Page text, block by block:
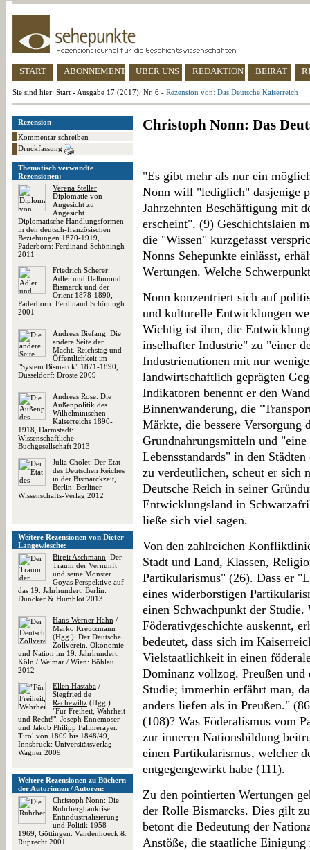
START ABONNEMENT ÜBER UNS REDAKTION BEIRAT
Sie sind hier: Start - Ausgabe 17 (2017), Nr. 6 - Rezension von: Das Deutsche Kaiserreich
Rezension
Kommentar schreiben
Druckfassung
Thematisch verwandte
Rezensionen:
Verena Steller:
Diplomatie von
Angesicht zu
Angesicht.
Diplomatische Handlungsformen
in den deutsch-französischen
Beziehungen 1870-1919,
Paderborn: Ferdinand Schöningh
2011
Friedrich Scherer:
Adler und Halbmond.
Bismarck und der
Orient 1878-1890,
Paderborn: Ferdinand Schöningh
2001
Andreas Biefang: Die
andere Seite der
Macht. Reichstag und
Öffentlichkeit im
"System Bismarck" 1871-1890,
Düsseldorf: Droste 2009
Andreas Rose: Die
Außenpolitik des
Wilhelminischen
Kaiserreichs 1890-
1918, Darmstadt:
Wissenschaftliche
Buchgesellschaft 2013
Julia Cholet: Der Etat
des Deutschen Reiches
in der Bismarckzeit,
Berlin: Berliner
Wissenschafts-Verlag 2012
Weitere Rezensionen von Dieter
Langewiesche:
Birgit Aschmann: Der
Traum der Vernunft
und seine Monster.
Goyas Perspektive auf
das 19. Jahrhundert, Berlin:
Duncker & Humblot 2013
Hans-Werner Hahn /
Marko Kreutzmann
(Hgg.): Der Deutsche
Zollverein. Ökonomie
und Nation im 19. Jahrhundert,
Köln / Weimar / Wien: Böhlau
2012
Ellen Hastaba /
Siegfried de
Rachewiltz (Hgg.):
"Für Freiheit, Wahrheit
und Recht!". Joseph Ennemoser
und Jakob Philipp Fallmerayer.
Tirol von 1809 bis 1848/49,
Innsbruck: Universitätsverlag
Wagner 2009
Weitere Rezensionen zu Büchern
der Autorinnen / Autoren:
Christoph Nonn: Die
Ruhrbergbaukrise.
Entindustrialisierung
und Politik 1958-
1969, Göttingen: Vandenhoeck &
Ruprecht 2001
Christoph Nonn: Das
"Es gibt mehr als nur ein
Nonn will "lediglich" dasjenige
Jahrzehnten Beschäftigung mit
erscheint". (9) Geschichtslaien
die "Wissen" kurzgefasst
Nonns Sehepunkte einlässt,
Wertungen. Welche
Nonn konzentriert sich auf
und kulturelle Entwicklungen
Wichtig ist ihm, die
inselhafter Industrie" zu "einer
Industrienationen mit nur
landwirtschaftlich geprägten
Indikatoren benennt er den
Binnenwanderung, die
Märkte, die bessere Versorgung
Grundnahrungsmitteln und
Lebensstandards" in den
zu verdeutlichen, scheut er sich
Deutsche Reich in seiner
Entwicklungsland in
ließe sich viel sagen.
Von den zahlreichen
Stadt und Land, Klassen,
Partikularismus" (26). Dass er
eines widerborstigen
einen Schwachpunkt der
Föderativgeschichte auskennt,
bedeutet, dass sich im
Vielstaatlichkeit in einen
Dominanz vollzog. Preußen und
Studie; immerhin erfährt man,
anders liefen als in Preußen."
(108)? Was Föderalismus vom
zur inneren Nationsbildung
einen Partikularismus, welcher
entgegengewirkt habe (111).
Zu den pointierten Wertungen
der Rolle Bismarcks. Dies gilt
betont die Bedeutung der
Anstöße, die staatliche